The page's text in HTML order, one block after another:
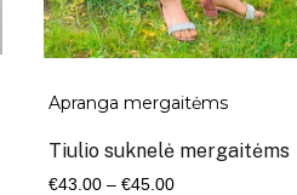
Apranga mergaitėms
Tiulio suknelė mergaitėms
€43.00 – €45.00Kaina